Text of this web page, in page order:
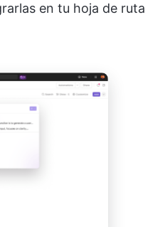
en tu hoja de ruta